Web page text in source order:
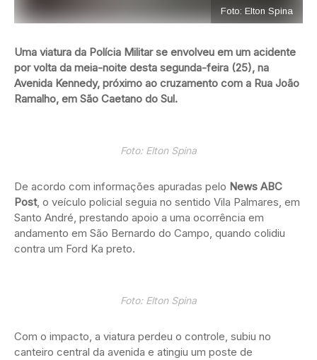
Foto: Elton Spina
Uma viatura da Polícia Militar se envolveu em um acidente
por volta da meia-noite desta segunda-feira (25), na
Avenida Kennedy, próximo ao cruzamento com a Rua João
Ramalho, em São Caetano do Sul.
Foto: Elton Spina
De acordo com informações apuradas pelo News ABC
Post, o veículo policial seguia no sentido Vila Palmares, em
Santo André, prestando apoio a uma ocorrência em
andamento em São Bernardo do Campo, quando colidiu
contra um Ford Ka preto.
Foto: Elton Spina
Com o impacto, a viatura perdeu o controle, subiu no
canteiro central da avenida e atingiu um poste de